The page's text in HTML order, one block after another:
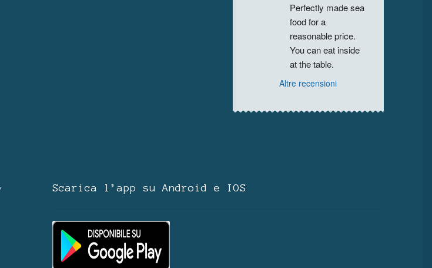
Perfectly made sea
food for a
reasonable price.
You can eat inside
at the table.
Altre recensioni
Scarica l’app su Android e IOS